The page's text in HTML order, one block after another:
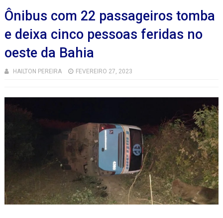
Ônibus com 22 passageiros tomba
e deixa cinco pessoas feridas no
oeste da Bahia
HAILTON PEREIRA FEVEREIRO 27, 2023